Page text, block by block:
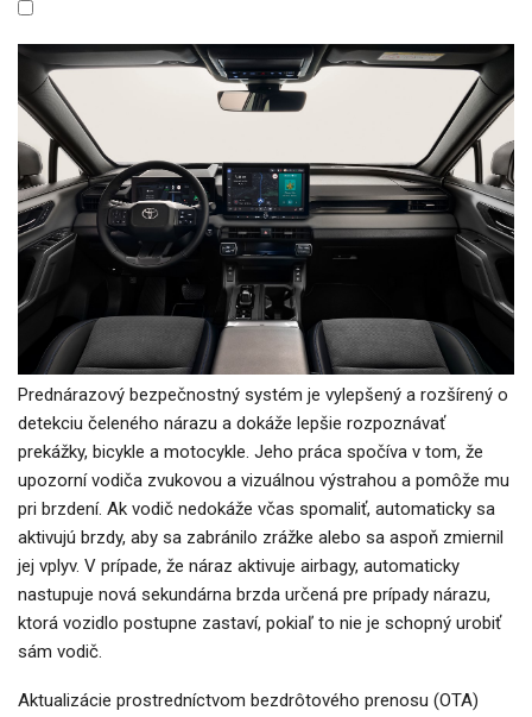
Prednárazový bezpečnostný systém je vylepšený a rozšírený o
detekciu čeleného nárazu a dokáže lepšie rozpoznávať
prekážky, bicykle a motocykle. Jeho práca spočíva v tom, že
upozorní vodiča zvukovou a vizuálnou výstrahou a pomôže mu
pri brzdení. Ak vodič nedokáže včas spomaliť, automaticky sa
aktivujú brzdy, aby sa zabránilo zrážke alebo sa aspoň zmiernil
jej vplyv. V prípade, že náraz aktivuje airbagy, automaticky
nastupuje nová sekundárna brzda určená pre prípady nárazu,
ktorá vozidlo postupne zastaví, pokiaľ to nie je schopný urobiť
sám vodič.
Aktualizácie prostredníctvom bezdrôtového prenosu (OTA)